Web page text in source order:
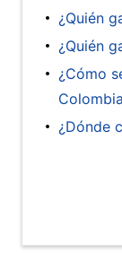
¿Quién
¿Quién
¿Cómo
¿Dónde